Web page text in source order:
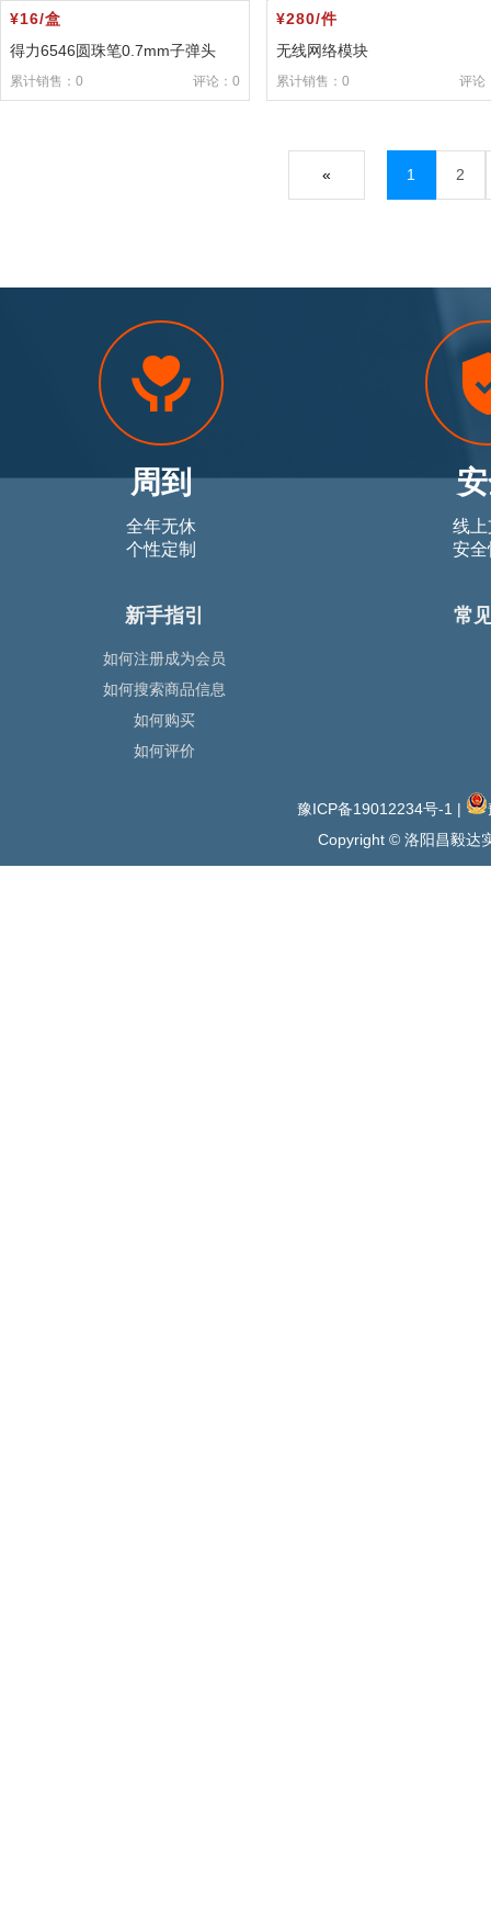
¥16/盒
得力6546圆珠笔0.7mm子弹头
(蓝)
累计销售：0 评论：0
¥280/件
无线网络模块
累计销售：0 评论
« 1 2
周到
全年无休
个性定制
线
安
新手指引
如何注册成为会员
如何搜索商品信息
如何购买
如何评价
常
豫ICP备19012234号-1 |
Copyright © 洛阳昌毅达